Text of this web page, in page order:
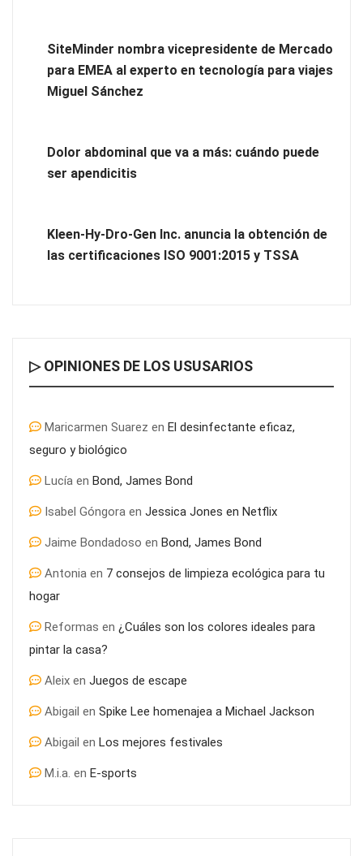
vehículos industriales pesados
colaboración para reforzar la capacidad técnica de los
ayuntamientos
Última llamada: los destinos con las mayores caídas de precios
para este agosto, según KAYAK
SiteMinder nombra vicepresidente de Mercado
para EMEA al experto en tecnología para viajes
Miguel Sánchez
Dolor abdominal que va a más: cuándo puede
ser apendicitis
Kleen-Hy-Dro-Gen Inc. anuncia la obtención de
las certificaciones ISO 9001:2015 y TSSA
▷ OPINIONES DE LOS USUSARIOS
Maricarmen Suarez en El desinfectante eficaz,
seguro y biológico
Lucía en Bond, James Bond
Isabel Góngora en Jessica Jones en Netflix
Jaime Bondadoso en Bond, James Bond
Antonia en 7 consejos de limpieza ecológica para tu
hogar
Reformas en ¿Cuáles son los colores ideales para
pintar la casa?
Aleix en Juegos de escape
Abigail en Spike Lee homenajea a Michael Jackson
Abigail en Los mejores festivales
M.i.a. en E-sports